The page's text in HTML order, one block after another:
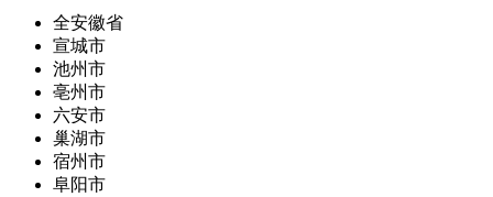
全安徽省
宣城市
池州市
亳州市
六安市
巢湖市
宿州市
阜阳市